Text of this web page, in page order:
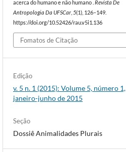
acerca do humano e não humano .Revista De
Antropologia Da UFSCar ,5(1), 126–149.
https://doi.org/10.52426/rau.v5i1.136
Fomatos de Citação
Edição
v. 5 n. 1 (2015): Volume 5, número 1,
janeiro-junho de 2015
Seção
Dossiê Animalidades Plurais